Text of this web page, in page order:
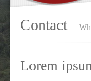
Contact
Lorem